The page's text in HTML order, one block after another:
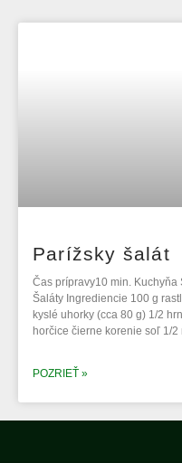
Parížsky šalát
Čas prípravy10 min.
Šaláty Ingrediencie 100 g
kyslé uhorky (cca 80 g) 1/2
horčice čierne korenie soľ 1/
POZRIEŤ »